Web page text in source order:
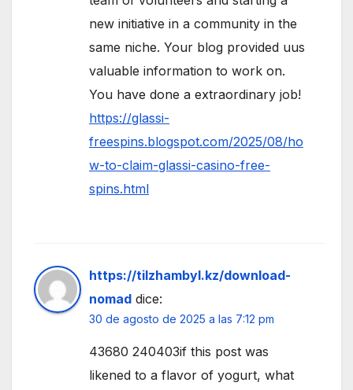
new initiative in a community in the
same niche. Your blog provided uus
valuable information to work on.
You have done a extraordinary job!
https://glassi-
freespins.blogspot.com/2025/08/ho
w-to-claim-glassi-casino-free-
spins.html
https://tilzhambyl.kz/download-
nomad dice:
30 de agosto de 2025 a las 7:12 pm
43680 240403if this post was
likened to a flavor of yogurt, what